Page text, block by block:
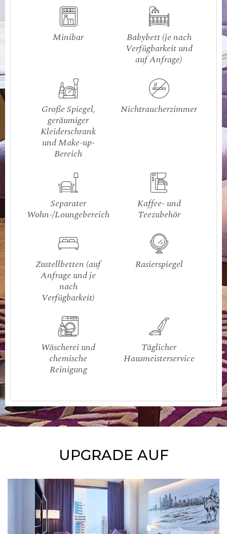
Minibar
Babybett (je nach
Verfügbarkeit und
auf Anfrage)
Große Spiegel,
geräumiger
Kleiderschrank
und Make-up-
Bereich
Nichtraucherzimmer
Separater
Wohn-/Loungebereich
Kaffee- und
Teezubehör
Zustellbetten (auf
Anfrage und je
nach
Verfügbarkeit)
Rasierspiegel
Wäscherei und
chemische
Reinigung
Täglicher
Hausmeisterservice
UPGRADE AUF